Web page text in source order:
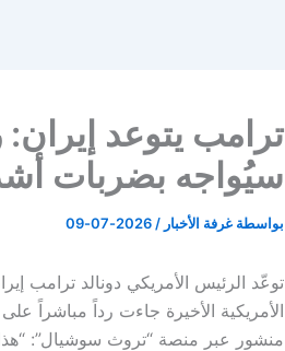
ترامب يتوعد
سيُواجه بضربات
بواسطة غرفة الأخبار /
2026-07-09
توعّد الرئيس الأمريكي دونالد ترامب
الأمريكية الأخيرة جاءت رداً مباشراً
منشور عبر منصة “تروث سوشيال”: